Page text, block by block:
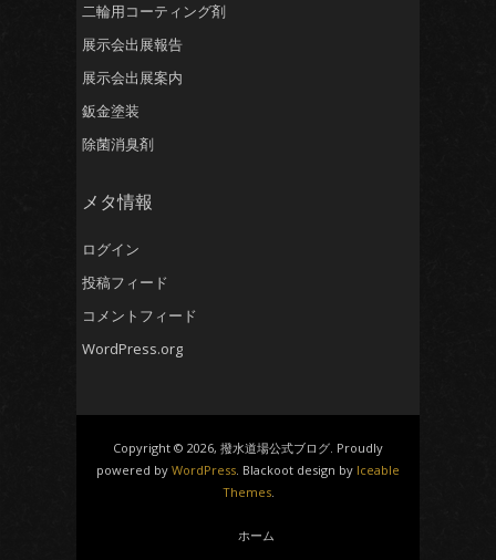
二輪用コーティング剤
展示会出展報告
展示会出展案内
鈑金塗装
除菌消臭剤
メタ情報
ログイン
投稿フィード
コメントフィード
WordPress.org
Copyright © 2026, 撥水道場公式ブログ. Proudly
powered by WordPress. Blackoot design by Iceable
Themes.
ホーム